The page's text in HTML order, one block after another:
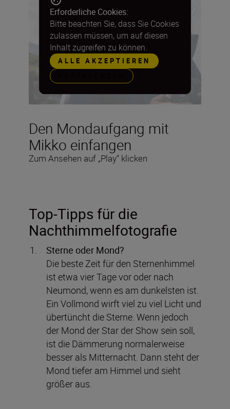
Den Mondaufgang mit
Mikko einfangen
Zum Ansehen auf „Play“ klicken
Erforderliche Cookies:
Bitte beachten Sie, dass Sie Cookies
zulassen müssen, um auf diesen
Inhalt zugreifen zu können.
ALLE AKZEPTIEREN
Top-Tipps für die
Nachthimmelfotografie
Sterne oder Mond?
Die beste Zeit für den Sternenhimmel
ist etwa vier Tage vor oder nach
Neumond, wenn es am dunkelsten ist.
Ein Vollmond wirft viel zu viel Licht und
übertüncht die Sterne. Wenn jedoch
der Mond der Star der Show sein soll,
ist die Dämmerung normalerweise
besser als Mitternacht. Dann steht der
Mond tiefer am Himmel und sieht
größer aus.